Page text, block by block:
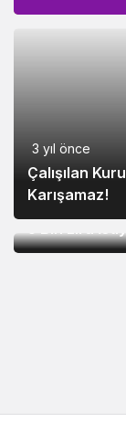
Alamaz!
3 yıl önce
Çalışılan
Karışamaz!
3 yıl önce
Ümitcan
Hakaret
5 Bin Lira